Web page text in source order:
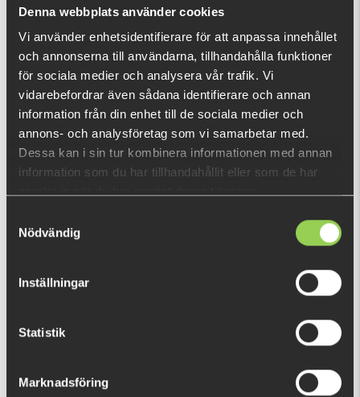
Denna webbplats använder cookies
Vi använder enhetsidentifierare för att anpassa innehållet
och annonserna till användarna, tillhandahålla funktioner
för sociala medier och analysera vår trafik. Vi
vidarebefordrar även sådana identifierare och annan
information från din enhet till de sociala medier och
annons- och analysföretag som vi samarbetar med.
Dessa kan i sin tur kombinera informationen med annan
information som du har tillhandahållit eller som de har
Nödvändig
Inställningar
Statistik
Marknadsföring
Vad är detta?
DU TITTADE NYLIGEN PÅ